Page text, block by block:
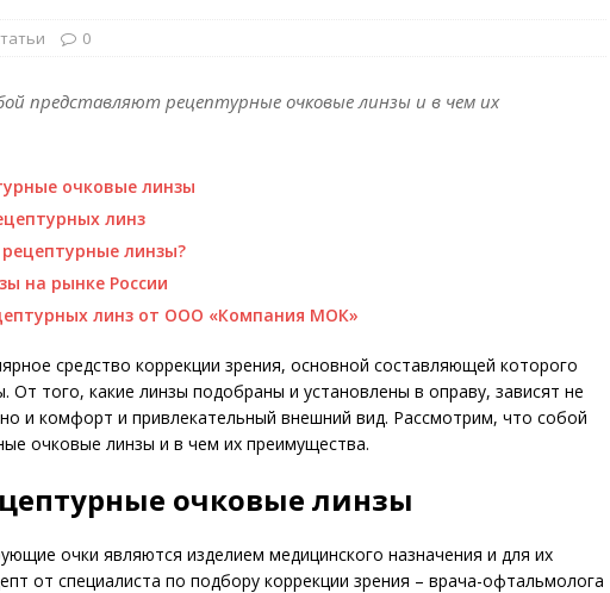
0
представляют рецептурные очковые линзы и в чем их
очковые линзы
линз
линзы?
на рынке России
линз от ООО «Компания МОК»
средство коррекции зрения, основной составляющей которого
От того, какие линзы подобраны и установлены в оправу, зависят не
и комфорт и привлекательный внешний вид. Рассмотрим, что собой
очковые линзы и в чем их преимущества.
очковые линзы
очки являются изделием медицинского назначения и для их
от специалиста по подбору коррекции зрения – врача-офтальмолога